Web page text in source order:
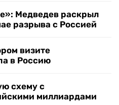
Медведев раскрыл
разрыва с Россией
визите
в Россию
схему с
миллиардами